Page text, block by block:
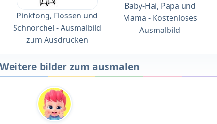
Pinkfong, Flossen und
Schnorchel - Ausmalbild
zum Ausdrucken
Baby-Hai, Papa und
Mama - Kostenloses
Ausmalbild
Weitere bilder zum ausmalen